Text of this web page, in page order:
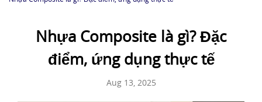
Nhựa Composite là gì? Đặc
điểm, ứng dụng thực tế
Aug 13, 2025